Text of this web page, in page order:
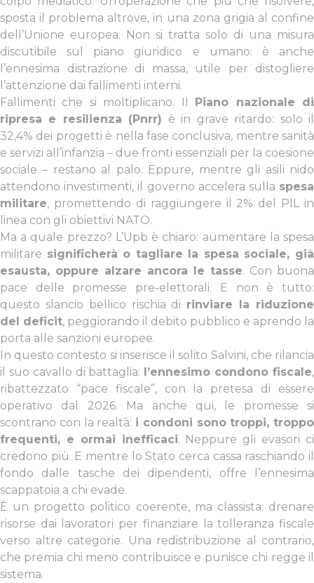
sposta il problema altrove, in una zona grigia al confine
dell’Unione europea. Non si tratta solo di una misura
discutibile sul piano giuridico e umano: è anche
l’ennesima distrazione di massa, utile per distogliere
l’attenzione dai fallimenti interni.
Fallimenti che si moltiplicano. Il
Piano nazionale di
ripresa e resilienza (Pnrr) è in grave ritardo: solo il
32,4% dei progetti è nella fase conclusiva, mentre sanità
e servizi all’infanzia – due fronti essenziali per la coesione
sociale – restano al palo. Eppure, mentre gli asili nido
attendono investimenti, il governo accelera sulla spesa
militare, promettendo di raggiungere il 2% del PIL in
linea con gli obiettivi NATO.
Ma a quale prezzo? L’Upb è chiaro: aumentare la spesa
militare significherà o tagliare la spesa sociale, già
esausta, oppure alzare ancora le tasse. Con buona
pace delle promesse pre-elettorali. E non è tutto:
questo slancio bellico rischia di rinviare la riduzione
del deficit, peggiorando il debito pubblico e aprendo la
porta alle sanzioni europee.
In questo contesto si inserisce il solito Salvini, che rilancia
il suo cavallo di battaglia:
l’ennesimo condono fiscale,
ribattezzato “pace fiscale”, con la pretesa di essere
operativo dal 2026. Ma anche qui, le promesse si
scontrano con la realtà: i condoni sono troppi, troppo
frequenti, e ormai inefficaci. Neppure gli evasori ci
credono più. E mentre lo Stato cerca cassa raschiando il
fondo dalle tasche dei dipendenti, offre l’ennesima
scappatoia a chi evade.
È un progetto politico coerente, ma classista: drenare
risorse dai lavoratori per finanziare la tolleranza fiscale
verso altre categorie. Una redistribuzione al contrario,
che premia chi meno contribuisce e punisce chi regge il
sistema.